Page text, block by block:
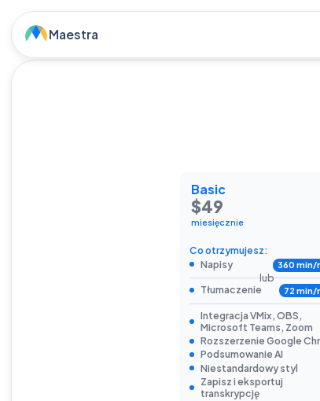
Maestra
Basic
$49
miesięcznie
Co otrzymujesz:
Napisy
360 min/
lub
Tłumaczenie
72 min/
Integracja VMix, OBS,
Microsoft Teams, Zoom
Rozszerzenie Google
Podsumowanie AI
Niestandardowy styl
Zapisz i eksportuj
transkrypcję